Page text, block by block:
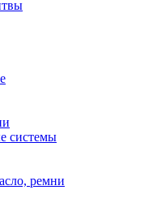
системы
ремни